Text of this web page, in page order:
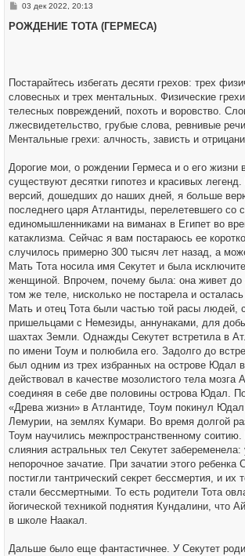
С
о
е
03 дек 2022, 20:13
РОЖДЕНИЕ ТОТА (ГЕРМЕСА)
Постарайтесь избегать десяти грехов: трех
словесных и трех ментальных. Физические
телесных повреждений, похоть и воровство.
лжесвидетельство, грубые слова, ревнивые
Ментальные грехи: алчность, зависть и
Дорогие мои, о рождении Гермеса и о его жизни
существуют десятки гипотез и красивых легенд.
версий, дошедших до наших дней, я больше
последнего царя Атлантиды, перелетевшего со
единомышленниками на виманах в Египет во
катаклизма. Сейчас я вам постараюсь ее
случилось примерно 300 тысяч лет назад, а
Мать Тота носила имя Секутет и была
женщиной. Впрочем, почему была: она живет до
том же теле, нисколько не постарела и
Мать и отец Тота были частью той расы людей,
пришельцами с Немезиды, аннунаками, для
шахтах Земли. Однажды Секутет встретила в
по имени Тоум и полюбила его. Задолго до
был одним из трех избранных на острове Юдал
действовал в качестве мозолистого тела мозга
соединяя в себе две половины острова Юдал.
«Древа жизни» в Атлантиде, Тоум покинул
Лемурии, на землях Кумари. Во время долгой
Тоум научились межпространственному соитию.
слияния астральных тел Секутет
непорочное зачатие. При зачатии этого ребенка
постигли тантрический секрет бессмертия, и их
стали бессмертными. То есть родители Тота
йогической техникой поднятия Кундалини, что
в школе Наакал.
Дальше было еще фантастичнее. У Секутет